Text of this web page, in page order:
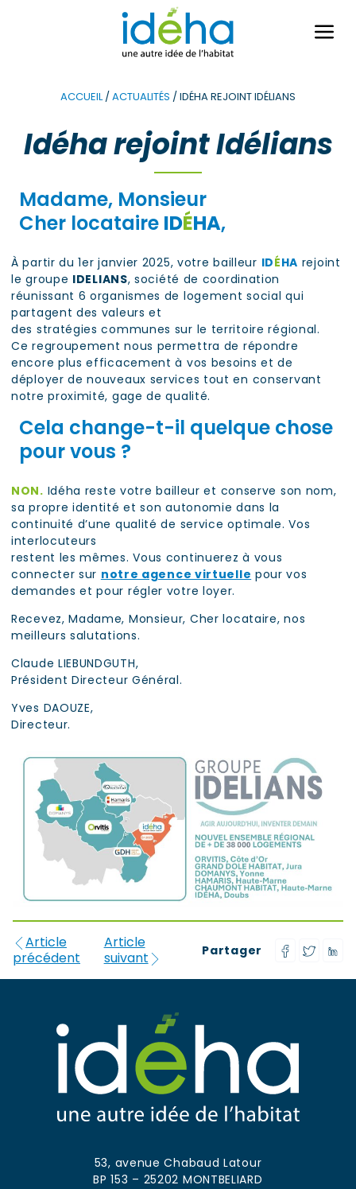
ACCUEIL/ACTUALITÉS /IDÉHA REJOINT IDÉLIANS
Idéha rejoint Idélians
Madame, Monsieur
Cher locataire IDÉHA,
À partir du 1er janvier 2025, votre bailleur IDÉHA rejoint
le groupe IDELIANS, société de coordination
réunissant 6 organismes de logement social qui
partagent des valeurs et
des stratégies communes sur le territoire régional.
Ce regroupement nous permettra de répondre
encore plus efficacement à vos besoins et de
déployer de nouveaux services tout en conservant
notre proximité, gage de qualité.
Cela change-t-il quelque chose
pour vous ?
NON. Idéha reste votre bailleur et conserve son nom,
sa propre identité et son autonomie dans la
continuité d’une qualité de service optimale. Vos
interlocuteurs
restent les mêmes. Vous continuerez à vous
connecter sur notre agence virtuelle pour vos
demandes et pour régler votre loyer.
Recevez, Madame, Monsieur, Cher locataire, nos
meilleurs salutations.
Claude LIEBUNDGUTH,
Président Directeur Général.
Yves DAOUZE,
Directeur.
Article
précédent
Article
suivant
Partager
53, avenue Chabaud Latour
BP 153 – 25202 MONTBELIARD